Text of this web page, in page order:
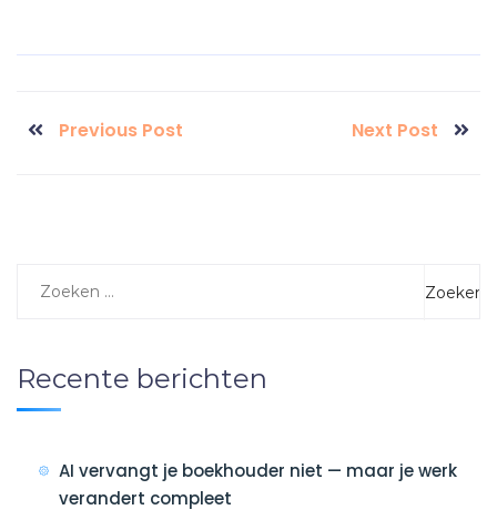
Previous Post Next Post
Recente berichten
AI vervangt je boekhouder niet — maar je werk
verandert compleet